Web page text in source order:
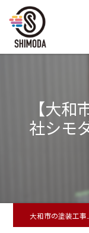
【大
社シ